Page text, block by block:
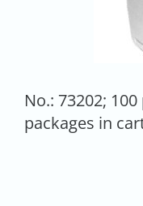
No.: 73202;
packages in